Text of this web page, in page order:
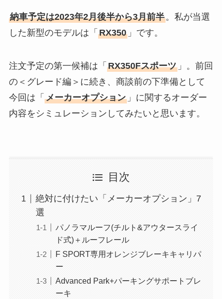
納車予定は2023年2月後半から3月前半。私が当選
した新型のモデルは「 RX350」です。
注文予定の第一候補は「 RX350Fスポーツ」。前回
の＜グレード編＞に続き、商談前の下準備として
今回は「 メーカーオプション」に関するオーダー
内容をシミュレーションしてみたいと思います。
目次
絶対に付けたい「メーカーオプション」7
選
パノラマルーフ(チルト&アウタースライ
ド式)＋ルーフレール
F SPORT専用オレンジブレーキキャリパ
ー
Advanced Park+パーキングサポートブレ
ーキ